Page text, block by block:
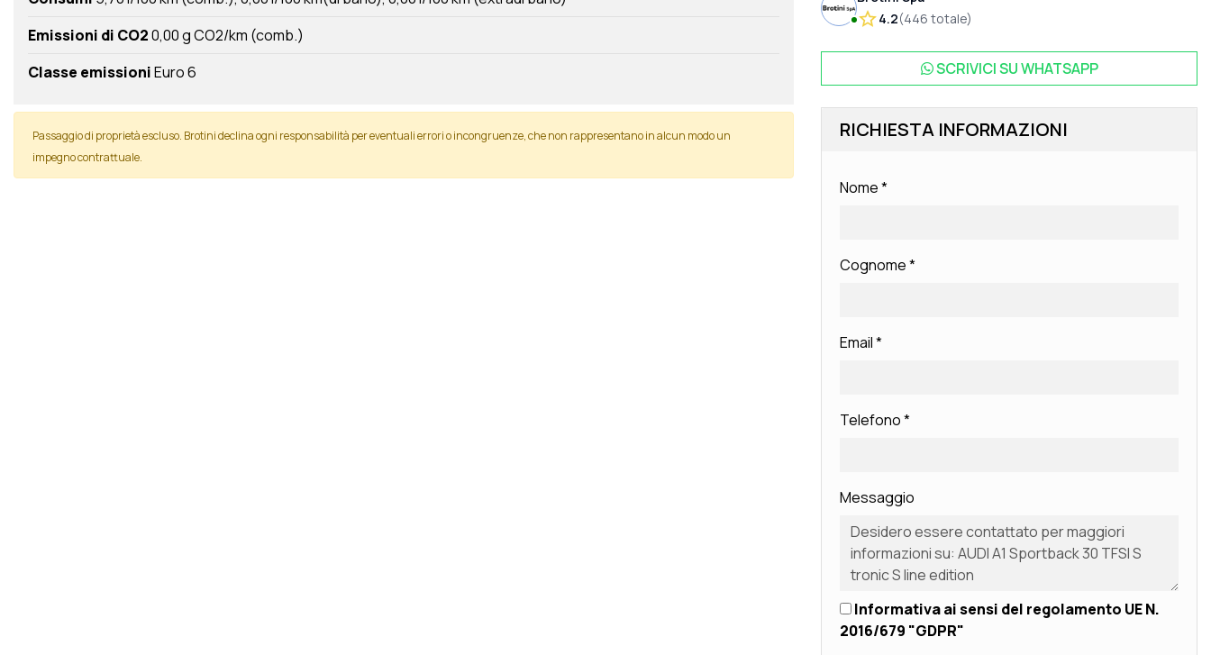
Emissioni di CO20,00 g CO2/km (comb.)
Classe emissioniEuro 6
Passaggio di proprietà escluso. Brotini declina ogni responsabilità per eventuali errori o incongruenze, che non rappresentano in alcun modo un
impegno contrattuale.
4.2(446 totale)
SCRIVICI SUWHATSAPP
RICHIESTA INFORMAZIONI
Nome*
Cognome*
Email*
Telefono*
Messaggio
Informativa ai sensi del regolamento UE N.
2016/679 "GDPR"